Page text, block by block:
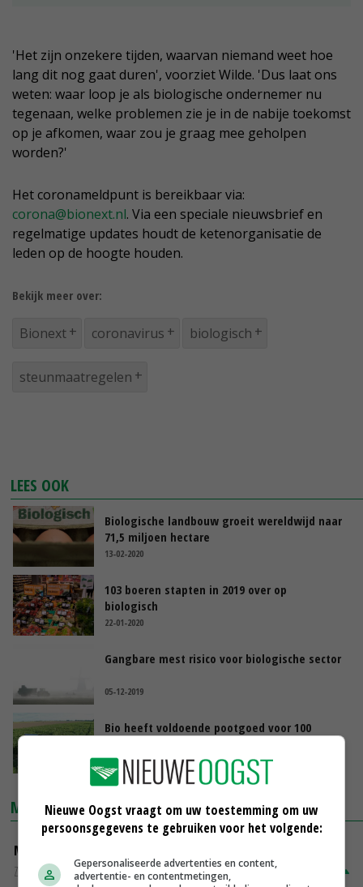
'Het zijn onzekere tijden, waarvan niemand weet hoe
lang dit nog gaat duren', voorziet Wilde. 'Dus laat ons
weten: waar loop je als biologische ondernemer nu
tegenaan, welke problemen zie je in de nabije toekomst
op je afkomen, waar zou je graag mee geholpen
worden?'
Het coronameldpunt is bereikbaar via:
corona@bionext.nl. Via een speciale nieuwsbrief en
regelmatige updates houdt de ketenorganisatie de
leden op de hoogte houden.
Bekijk meer over:
Bionext coronavirus biologisch
steunmaatregelen
LEES OOK
Biologische landbouw groeit wereldwijd naar
71,5 miljoen hectare
13-02-2020
103 boeren stapten in 2019 over op
biologisch
22-01-2020
Gangbare mest risico voor biologische sector
05-12-2019
Bio heeft voldoende pootgoed voor 100
29-11-2019
MARKTPRIJZEN
Magere melkpoeder
Zuivel NL
€ 269,00
Nieuwe Oogst vraagt om uw toestemming om uw
persoonsgegevens te gebruiken voor het volgende:
Gepersonaliseerde advertenties en content,
advertentie- en contentmetingen,